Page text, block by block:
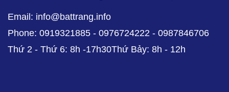
Email: info@battrang.info
Phone: 0919321885 - 0976724222 - 0987846706
Thứ 2 - Thứ 6: 8h -17h30Thứ Bảy: 8h - 12h